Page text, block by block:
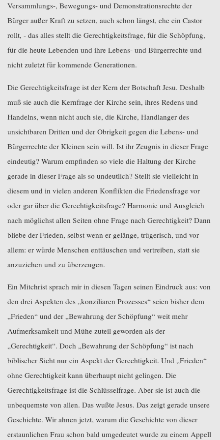
Versammlungs-, Bewegungs- und Demonstrationsrechte der
Bürger außer Kraft zu setzen, auch schon längst, ehe ein Castor
rollt, - das alles stellt die Gerechtigkeitsfrage, für die Schöpfung,
für die heute Lebenden und ihre Lebens- und Bürgerrechte und
nicht zuletzt für kommende Generationen.
Die Gerechtigkeitsfrage ist der Kern der Botschaft Jesu. Deshalb
muß sie auch die Kernfrage der Kirche sein, ihres Redens und
Handelns, wenn nicht auch sie, die Kirche, Handlanger des
unsichtbaren Dritten und der Obrigkeit gegen die Lebens- und
Bürgerrechte der Kleinen sein will. Ist ihr Zeugnis in dieser Frage
eindeutig? Warum empfinden so viele die Haltung der Kirche
gerade in dieser Frage als so undeutlich? Stellt sie vielleicht in
diesem und in vielen anderen Konflikten die Friedensfrage vor
oder gar über die Gerechtigkeitsfrage? Harmonie und Ausgleich
nach möglichst allen Seiten ohne Frage nach Gerechtigkeit? Dann
bliebe der Frieden, selbst wenn er gelänge, trügerisch, und vor
allem: er würde Menschen enttäuschen und vertreiben, statt sie
anzuziehen und zu überzeugen.
Ein Mitchrist sprach mir in diesen Tagen seinen Eindruck aus: von
den drei Aspekten des „konziliaren Prozesses“ seien bisher dem
„Frieden“ und der „Bewahrung der Schöpfung“ weit mehr
Aufmerksamkeit und Mühe zuteil geworden als der
„Gerechtigkeit“. Doch „Bewahrung der Schöpfung“ ist nach
biblischer Sicht nur ein Aspekt der Gerechtigkeit. Und „Frieden“
ohne Gerechtigkeit kann überhaupt nicht gelingen. Die
Gerechtigkeitsfrage ist die Schlüsselfrage. Aber sie ist auch die
unbequemste von allen. Das wußte Jesus. Das zeigt gerade unsere
Geschichte. Wir ahnen jetzt, warum die Geschichte von dieser
erstaunlichen Frau schon bald umgedeutet wurde zu einem Appell